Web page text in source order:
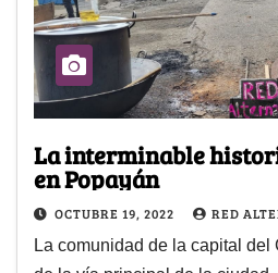
La interminable
en Popayán
OCTUBRE 19, 2022 RED
La comunidad de la capital